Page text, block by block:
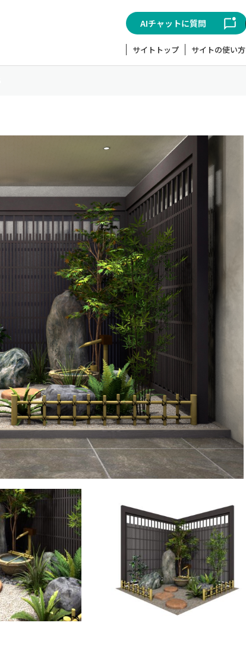
AIチャットに質問
サイトトップ サイトの使い方